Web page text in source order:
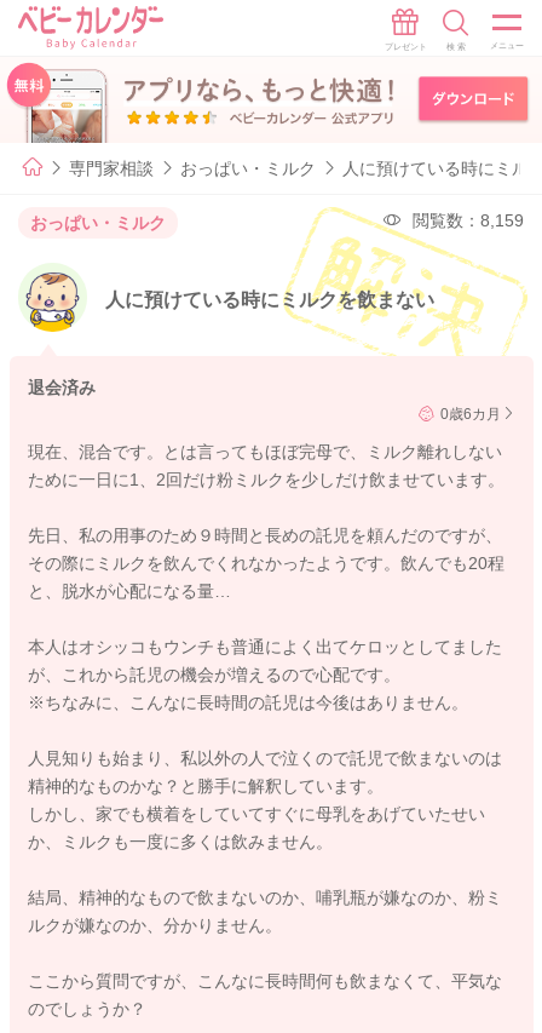
専門家相談 おっぱい・ミルク 人に預けている時にミル
おっぱい・ミルク 閲覧数：8,159
人に預けている時にミルクを飲まない
退会済み
0歳6カ月
現在、混合です。とは言ってもほぼ完母で、ミルク離れしない
ために一日に1、2回だけ粉ミルクを少しだけ飲ませています。
先日、私の用事のため９時間と長めの託児を頼んだのですが、
その際にミルクを飲んでくれなかったようです。飲んでも20程
と、脱水が心配になる量…
本人はオシッコもウンチも普通によく出てケロッとしてました
が、これから託児の機会が増えるので心配です。
※ちなみに、こんなに長時間の託児は今後はありません。
人見知りも始まり、私以外の人で泣くので託児で飲まないのは
精神的なものかな？と勝手に解釈しています。
しかし、家でも横着をしていてすぐに母乳をあげていたせい
か、ミルクも一度に多くは飲みません。
結局、精神的なもので飲まないのか、哺乳瓶が嫌なのか、粉ミ
ルクが嫌なのか、分かりません。
ここから質問ですが、こんなに長時間何も飲まなくて、平気な
のでしょうか？